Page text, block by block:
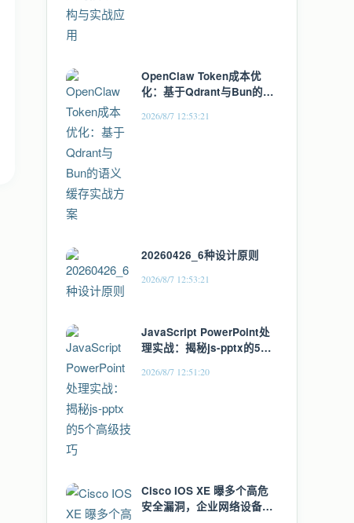
OpenClaw Token成本优
化：基于Qdrant与Bun的语
2026/8/7 12:53:21
20260426_6种设计原则
2026/8/7 12:53:21
JavaScript PowerPoint处
理实战：揭秘js-pptx的5个
2026/8/7 12:51:20
Cisco IOS XE 曝多个高危
安全漏洞，企业网络设备面